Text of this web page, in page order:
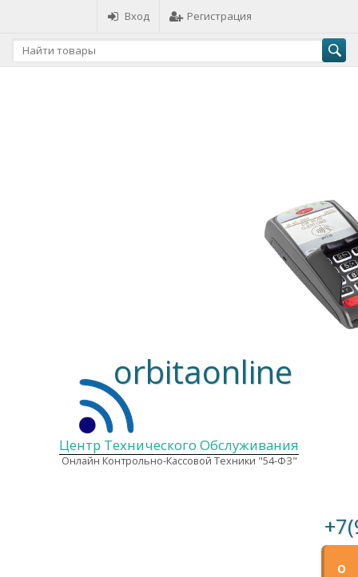
Вход Регистрация
Центр Технического Обслуживания
Онлайн Контрольно-Кассовой Техники "54-ФЗ"
orbitaonline
E-О